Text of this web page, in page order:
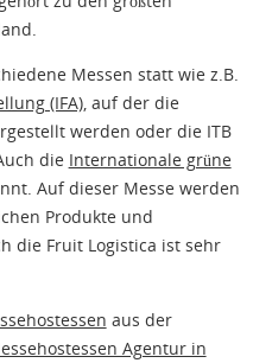
Messen statt wie z.B.
(IFA), auf der die
werden oder die ITB
die Internationale grüne
Auf dieser Messe werden
Produkte und
die Fruit Logistica ist sehr
aus der
Agentur in